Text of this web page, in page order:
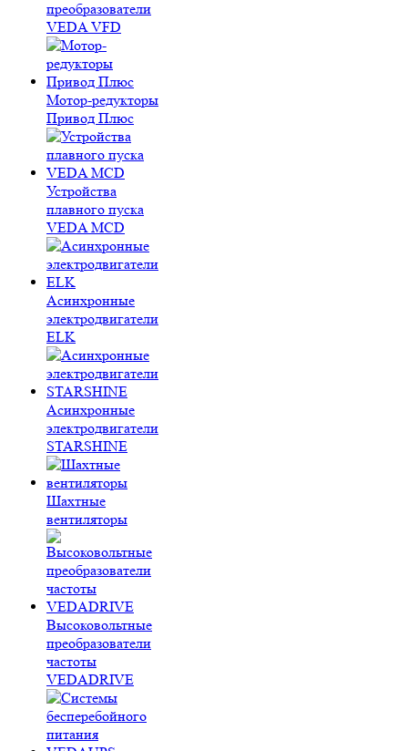
преобразователи
VEDA VFD
Мотор-редукторы
Привод Плюс
Устройства
плавного пуска
VEDA MCD
Асинхронные
электродвигатели
ELK
Асинхронные
электродвигатели
STARSHINE
Шахтные
вентиляторы
Высоковольтные
преобразователи
частоты
VEDADRIVE